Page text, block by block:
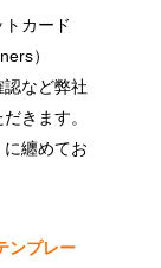
カード
）
など弊社
きます。
に纏めてお
ンプレー